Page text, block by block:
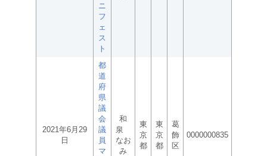
ニ
フ
ェ
ス
ト
2021年6月29
日
都
道
府
県
議
会
議
員
マ
和
泉
なお
み
東
京
都
東
京
都
葛
飾
区
0000000835